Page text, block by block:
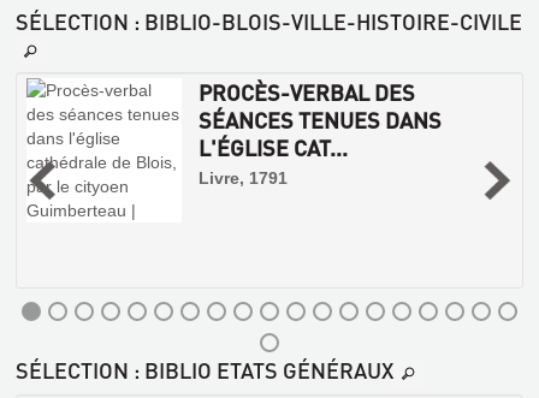
SÉLECTION : BIBLIO-BLOIS-VILLE-HISTOIRE-CIVILE
PROCÈS-VERBAL DES
SÉANCES TENUES DANS
L'ÉGLISE CAT...
Livre, 1791
SÉLECTION : BIBLIO ETATS GÉNÉRAUX